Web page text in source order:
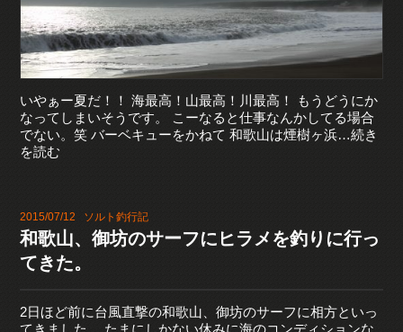
いやぁー夏だ！！ 海最高！山最高！川最高！ もうどうにか
なってしまいそうです。 こーなると仕事なんかしてる場合
でない。笑 バーベキューをかねて 和歌山は煙樹ヶ浜…続き
を読む
2015/07/12 ソルト釣行記
和歌山、御坊のサーフにヒラメを釣りに行っ
てきた。
2日ほど前に台風直撃の和歌山、御坊のサーフに相方といっ